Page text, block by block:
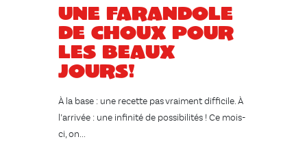
Une farandole
de choux pour
les beaux
jours!
À la base : une recette pas vraiment difficile. À
l’arrivée : une infinité de possibilités ! Ce mois-
ci, on...